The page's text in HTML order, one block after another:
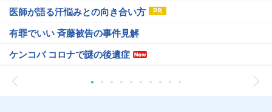
医師が語る汗悩みとの向き合い方
有罪でいい 斉藤被告の事件見解
ケンコバ コロナで謎の後遺症